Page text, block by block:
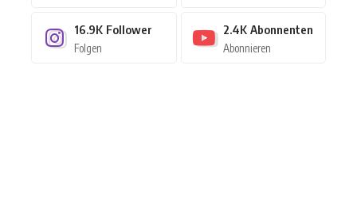
16.9K Follower
Folgen
2.4K Abonnenten
Abonnieren